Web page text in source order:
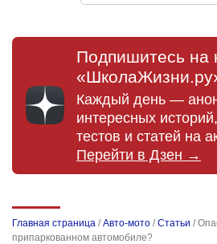
Подпишитесь на
Каждый день —
интересных
тестов и статей на
Перейти в Дзен →
Главная страница /Авто-мото /Статьи /
припаркованном автомобиле?